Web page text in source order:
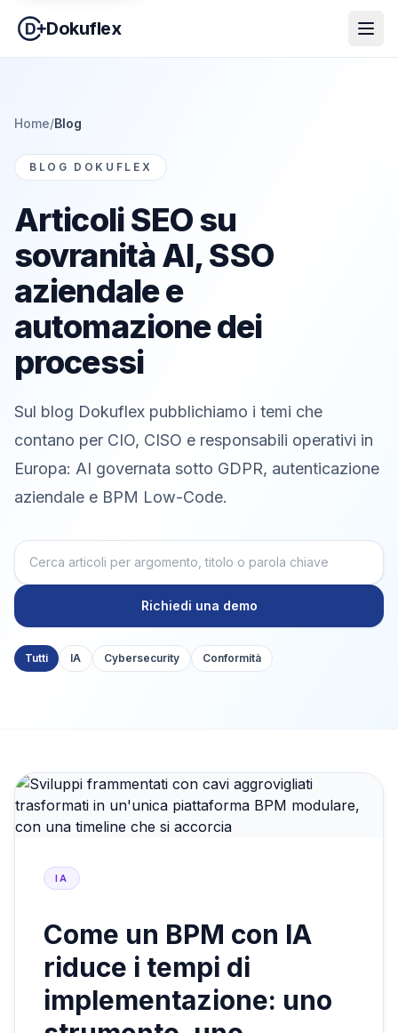
Dokuflex
Home/Blog
BLOG DOKUFLEX
Articoli SEO su
sovranità AI, SSO
aziendale e
automazione dei
processi
Sul blog Dokuflex pubblichiamo i temi che
contano per CIO, CISO e responsabili operativi in
Europa: AI governata sotto GDPR, autenticazione
aziendale e BPM Low-Code.
Richiedi una demo
Tutti IA Cybersecurity Conformità
IA
Come un BPM con IA
riduce i tempi di
implementazione: uno